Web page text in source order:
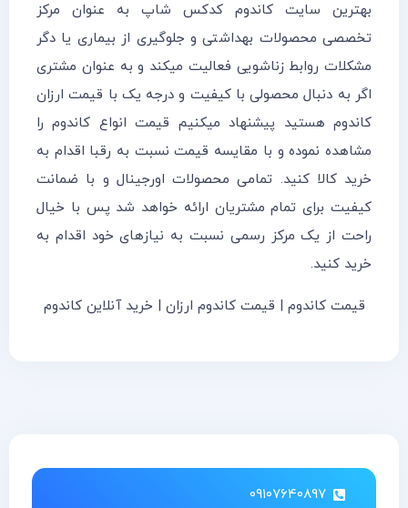
بهترین سایت کاندوم کدکس شاپ به عنوان مرکز
تخصصی محصولات بهداشتی و جلوگیری از بیماری یا دگر
مشکلات روابط زناشویی فعالیت میکند و به عنوان مشتری
اگر به دنبال محصولی با کیفیت و درجه یک با قیمت ارزان
کاندوم هستید پیشنهاد میکنیم قیمت انواع کاندوم را
مشاهده نموده و با مقایسه قیمت نسبت به رقبا اقدام به
خرید کالا کنید. تمامی محصولات اورجینال و با ضمانت
کیفیت برای تمام مشتریان ارائه خواهد شد پس با خیال
راحت از یک مرکز رسمی نسبت به نیازهای خود اقدام به
خرید کنید.
قیمت کاندوم | قیمت کاندوم ارزان | خرید آنلاین کاندوم
۰۹۱۰۷۶۴۰۸۹۷